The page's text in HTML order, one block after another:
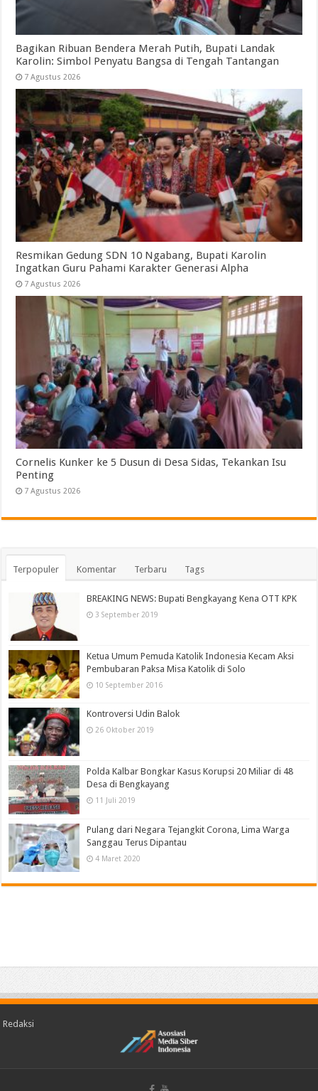
Bagikan Ribuan Bendera Merah Putih, Bupati Landak
Karolin: Simbol Penyatu Bangsa di Tengah Tantangan
7 Agustus 2026
Resmikan Gedung SDN 10 Ngabang, Bupati Karolin
Ingatkan Guru Pahami Karakter Generasi Alpha
7 Agustus 2026
Cornelis Kunker ke 5 Dusun di Desa Sidas, Tekankan Isu
Penting
7 Agustus 2026
Terpopuler Komentar Terbaru Tags
BREAKING NEWS: Bupati Bengkayang Kena OTT KPK
3 September 2019
Ketua Umum Pemuda Katolik Indonesia Kecam Aksi
Pembubaran Paksa Misa Katolik di Solo
10 September 2016
Kontroversi Udin Balok
26 Oktober 2019
Polda Kalbar Bongkar Kasus Korupsi 20 Miliar di 48
Desa di Bengkayang
11 Juli 2019
Pulang dari Negara Tejangkit Corona, Lima Warga
Sanggau Terus Dipantau
4 Maret 2020
Redaksi